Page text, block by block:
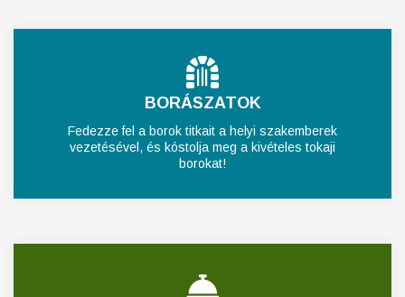
BORÁSZATOK
Fedezze fel a borok titkait a helyi szakemberek
vezetésével, és kóstolja meg a kivételes tokaji
borokat!